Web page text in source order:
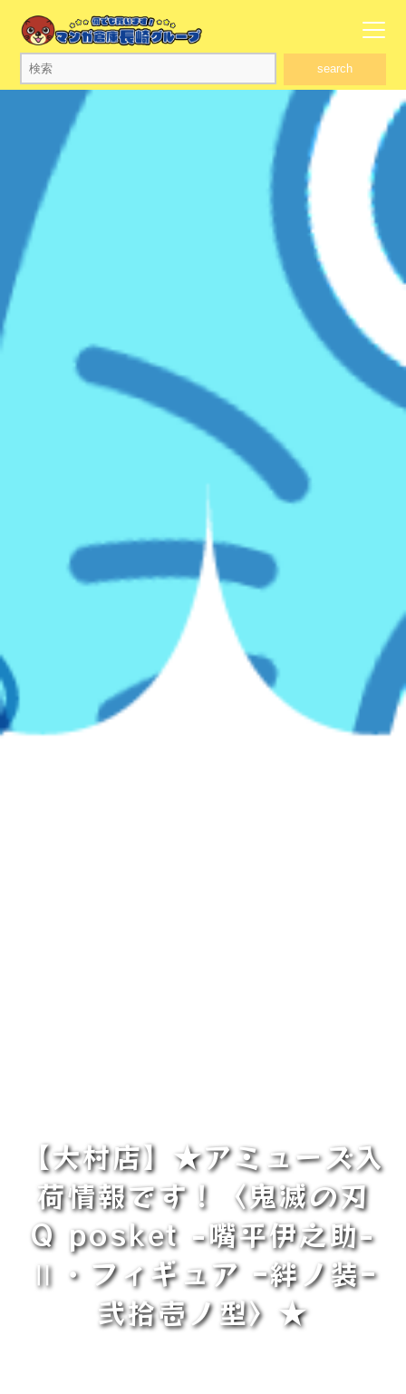
search
【大村店】★アミューズ入
荷情報です！〈鬼滅の刃
Q posket -嘴平伊之助-
Ⅱ・フィギュア ｰ絆ノ装ｰ
弐拾壱ノ型〉★